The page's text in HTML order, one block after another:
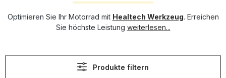
Optimieren Sie Ihr Motorrad mit Healtech Werkzeug. Erreichen
Sie höchste Leistung weiterlesen...
Produkte filtern